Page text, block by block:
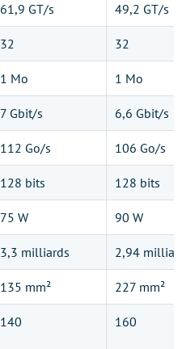
61,9 GT/s 49,2 GT/s
32 32
1 Mo 1 Mo
7 Gbit/s 6,6 Gbit/s
112 Go/s 106 Go/s
128 bits 128 bits
75 W 90 W
3,3 milliards 2,94
135 mm² 227 mm²
140 160